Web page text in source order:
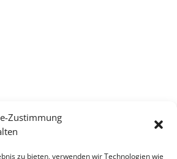
Zustimmung
zu bieten, verwenden wir Technologien wie